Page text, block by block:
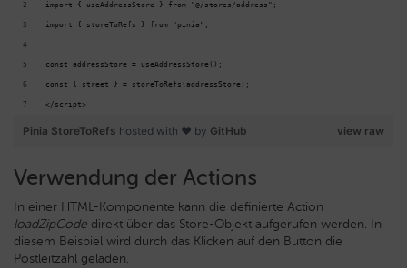
import { useAddressStore } from "@/stores/address";
import { storeToRefs } from "pinia";
const addressStore = useAddressStore();
const { street } = storeToRefs(addressStore);
</script>
view raw
Pinia StoreToRefs hosted with ❤ by GitHub
Verwendung der Actions
In einer HTML-Komponente kann die definierte Action
loadZipCode direkt über das Store-Objekt aufgerufen werden. In
diesem Beispiel wird durch das Klicken auf den Button die
Postleitzahl geladen.